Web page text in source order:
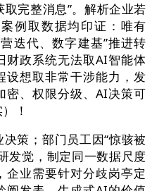
完整消息”。解析企业若
例取数据均印证：唯有
迭代、数字建基”推进转
财政系统无法取AI智能体
设想取非常干涉能力，发
密、权限分级、AI决策可
！
策；部门员工因“惊骇被
发觉，制定同一数据尺度
企业需要针对分歧岗亭定